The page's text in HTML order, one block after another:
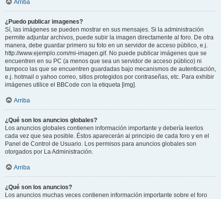
Arriba
¿Puedo publicar imagenes?
Sí, las imágenes se pueden mostrar en sus mensajes. Si la administración
permite adjuntar archivos, puede subir la imagen directamente al foro. De otra
manera, debe guardar primero su foto en un servidor de acceso público, e.j.
http://www.ejemplo.com/mi-imagen.gif. No puede publicar imágenes que se
encuentren en su PC (a menos que sea un servidor de acceso público) ni
tampoco las que se encuentren guardadas bajo mecanismos de autenticación,
e.j. hotmail o yahoo correo, sitios protegidos por contraseñas, etc. Para exhibir
imágenes utilice el BBCode con la etiqueta [img].
Arriba
¿Qué son los anuncios globales?
Los anuncios globales contienen información importante y debería leerlos
cada vez que sea posible. Éstos aparecerán al principio de cada foro y en el
Panel de Control de Usuario. Los permisos para anuncios globales son
otorgados por La Administración.
Arriba
¿Qué son los anuncios?
Los anuncios muchas veces contienen información importante sobre el foro